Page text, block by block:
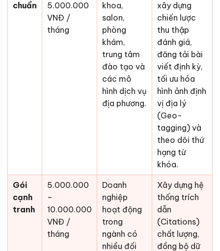
chuẩn
5.000.000
VNĐ /
tháng
khoa,
salon,
phòng
khám,
trung tâm
đào tạo và
các mô
hình dịch vụ
địa phương.
xây dựng
chiến lược
thu thập
đánh giá,
đăng tải bài
viết định kỳ,
tối ưu hóa
hình ảnh định
vị địa lý
(Geo-
tagging) và
theo dõi thứ
hạng từ
khóa.
Gói
cạnh
tranh
5.000.000
–
10.000.000
VNĐ /
tháng
Doanh
nghiệp
hoạt động
trong
ngành có
nhiều đối
Xây dựng hệ
thống trích
dẫn
(Citations)
chất lượng,
đồng bộ dữ